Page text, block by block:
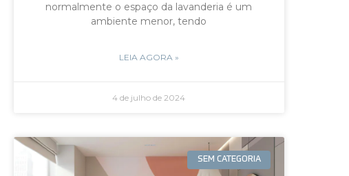
normalmente o espaço da lavanderia é um
ambiente menor, tendo
LEIA AGORA »
4 de julho de 2024
SEM CATEGORIA